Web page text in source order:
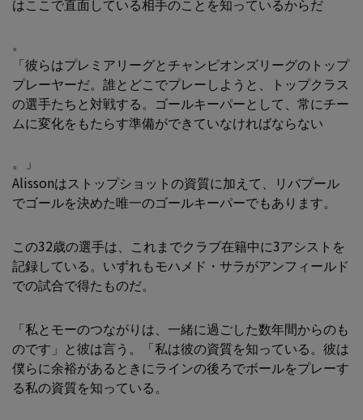
はここで直面している相手のことを知っているからだ
。
「彼らはプレミアリーグとチャンピオンズリーグのトップ
プレーヤーだ。誰とどこでプレーしようと、トップクラス
の選手たちと対戦する。ゴールキーパーとして、常にチー
ムに変化をもたらす準備ができていなければならない
。」
Alissonはストップショットの資質に加えて、リバプール
でゴールを決めた唯一のゴールキーパーでもあります。
この32歳の選手は、これまでクラブ在籍中に3アシストを
記録している。いずれもモハメド・サラがアンフィールド
での試合で得たものだ。
「私とモーのつながりは、一緒に過ごした数年間からのも
のです」と彼は言う。「私は彼の資質を知っている。彼は
僕らに余裕があるときにラインの後ろでボールをプレーす
る私の資質を知っている。